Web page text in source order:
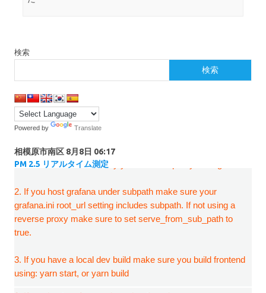
検索
検索
Powered by Translate
相模原市南区 8月8日 06:17
PM 2.5 リアルタイム測定